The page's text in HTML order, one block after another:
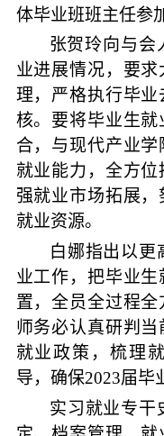
体毕业班班主任参
张贺玲向与会
业进展情况，要
理，严格执行毕
核。要将毕业生
合，与现代产业
就业能力，全方
强就业市场拓展
就业资源。
白娜指出以更
业工作，把毕业
置，全员全过程
师务必认真研判
就业政策，梳理
导，确保2023届毕
实习就业专干